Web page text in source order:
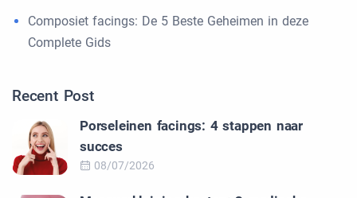
Composiet facings: De 5 Beste Geheimen in deze
Complete Gids
Recent Post
Porseleinen facings: 4 stappen naar
succes
08/07/2026